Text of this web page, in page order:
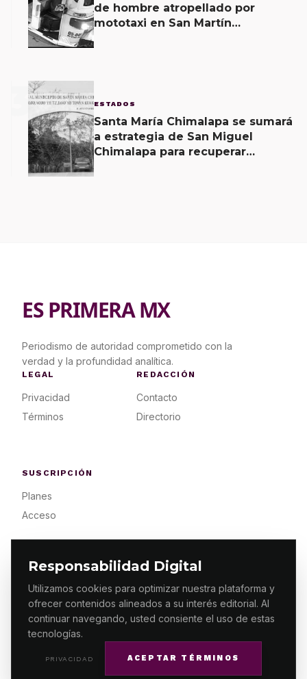
Responsabilidad Digital
Utilizamos cookies para optimizar nuestra plataforma y
ofrecer contenidos alineados a su interés editorial. Al
continuar navegando, usted consiente el uso de estas
tecnologías.
PRIVACIDAD ACEPTAR TÉRMINOS
de hombre atropellado por
mototaxi en San Martín
3 ESTADOS
Santa María Chimalapa se sumará
a estrategia de San Miguel
Chimalapa para recuperar
ES PRIMERA MX
Periodismo de autoridad comprometido con la
verdad y la profundidad analítica.
LEGAL
Privacidad
Términos
REDACCIÓN
Contacto
Directorio
SUSCRIPCIÓN
Planes
Acceso
© 2026 ES PRIMERA MX. ALGUNOS DERECHOS
RESERVADOS / DESIGNMAKING.MX